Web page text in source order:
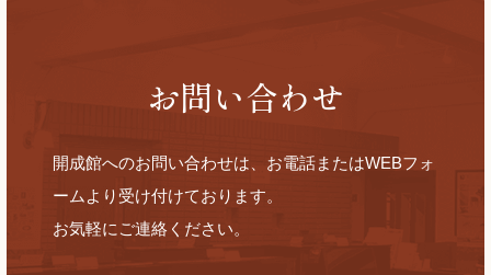
お問い合わせ
開成館へのお問い合わせは、お電話またはWEBフォ
ームより受け付けております。
お気軽にご連絡ください。